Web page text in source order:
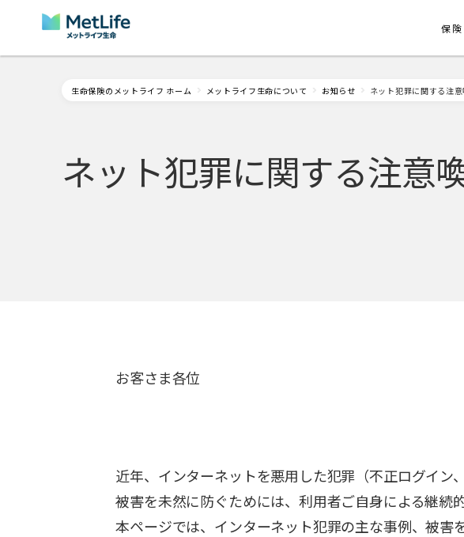
Skip Navigation
保
生命保険のメットライフ ホーム メットライフ生命について お知らせ ネット犯罪に関する注
ネット犯罪に関する注意
お客さま各位
近年、インターネットを悪用した犯罪（不正ログイン
被害を未然に防ぐためには、利用者ご自身による継続
本ページでは、インターネット犯罪の主な事例、被